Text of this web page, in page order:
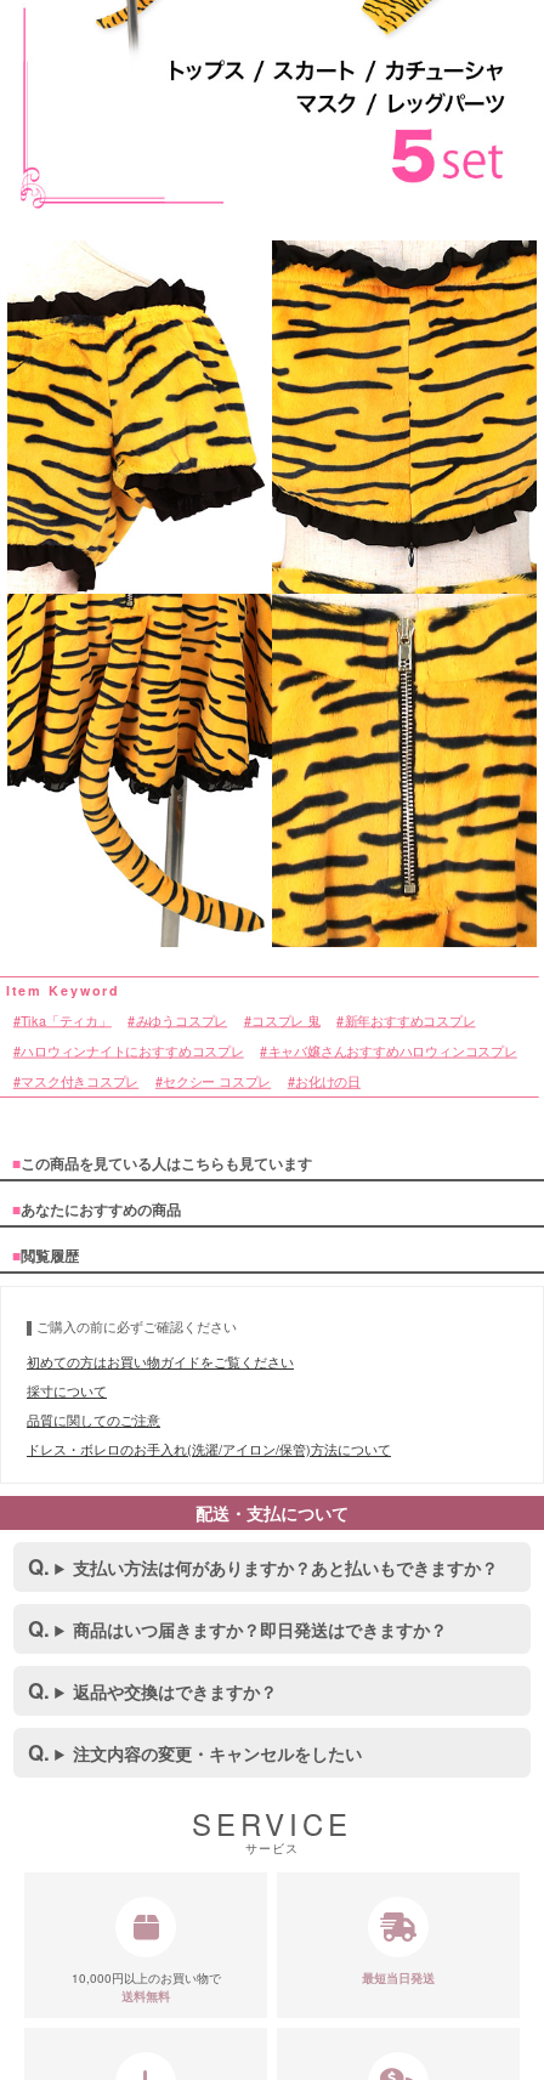
Tika「ティカ」 みゆうコスプレ コスプレ 鬼 新年おすすめコスプレ
ハロウィンナイトにおすすめコスプレ キャバ嬢さんおすすめハロウィンコスプレ
マスク付きコスプレ セクシー コスプレ お化けの日
■この商品を見ている人はこちらも見ています
■あなたにおすすめの商品
■閲覧履歴
ご購入の前に必ずご確認ください
初めての方はお買い物ガイドをご覧ください
採寸について
品質に関してのご注意
ドレス・ボレロのお手入れ(洗濯/アイロン/保管)方法について
配送・支払について
支払い方法は何がありますか？あと払いもできますか？
商品はいつ届きますか？即日発送はできますか？
返品や交換はできますか？
注文内容の変更・キャンセルをしたい
SERVICE
サービス
10,000円以上のお買い物で
送料無料
最短当日発送